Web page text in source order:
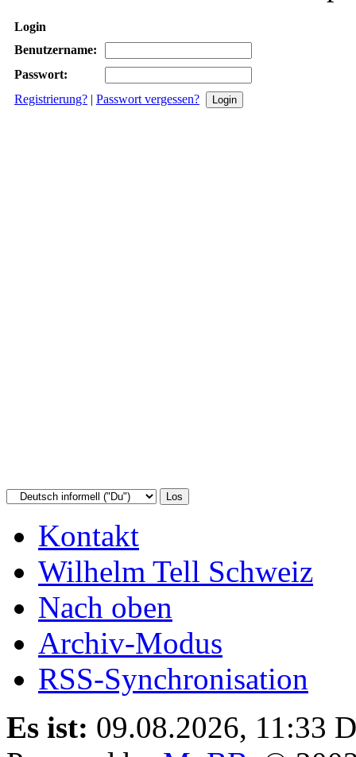
Login
Benutzername:
Passwort:
Registrierung? | Passwort vergessen?
Kontakt
Wilhelm Tell Schweiz
Nach oben
Archiv-Modus
RSS-Synchronisation
Es ist: 09.08.2026, 11:33